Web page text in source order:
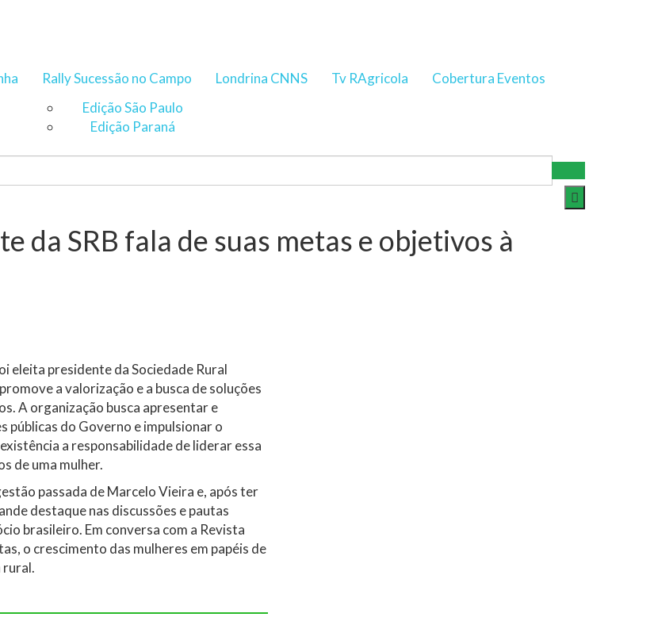
Rally Sucessão no Campo
Edição São Paulo
Edição Paraná
Londrina CNNS Tv RAgricola Cobertura Eventos
da SRB fala de suas metas e objetivos à
eleita presidente da Sociedade Rural
a valorização e a busca de soluções
A organização busca apresentar e
do Governo e impulsionar o
a responsabilidade de liderar essa
de uma mulher.
passada de Marcelo Vieira e, após ter
destaque nas discussões e pautas
brasileiro. Em conversa com a Revista
o crescimento das mulheres em papéis de
rural.